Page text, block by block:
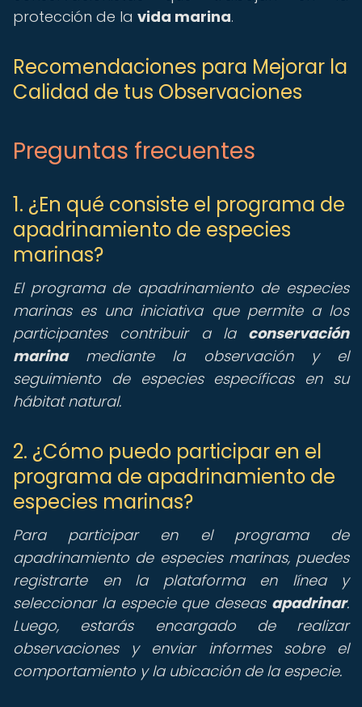
protección de la vida marina.
Recomendaciones para Mejorar la
Calidad de tus Observaciones
Preguntas frecuentes
1. ¿En qué consiste el programa de
apadrinamiento de especies
marinas?
El programa de apadrinamiento de especies
marinas es una iniciativa que permite a los
participantes contribuir a la conservación
marinamediante la observación y el
seguimiento de especies específicas en su
hábitat natural.
2. ¿Cómo puedo participar en el
programa de apadrinamiento de
especies marinas?
Para participar en el programa de
apadrinamiento de especies marinas, puedes
registrarte en la plataforma en línea y
seleccionar la especie que deseas apadrinar.
Luego, estarás encargado de realizar
observaciones y enviar informes sobre el
comportamiento y la ubicación de la especie.